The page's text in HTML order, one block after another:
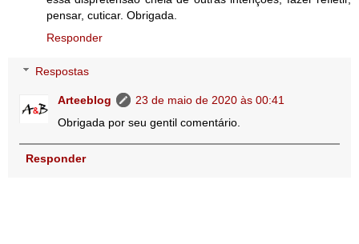
pensar, cuticar. Obrigada.
Responder
Respostas
Arteeblog
23 de maio de 2020 às 00:41
Obrigada por seu gentil comentário.
Responder